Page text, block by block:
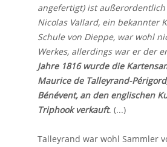
angefertigt) ist
Nicolas Vallard, ein bekannter
Schule von Dieppe, war wohl
Werkes, allerdings war er der
Jahre 1816 wurde die
Maurice de Talleyrand-
Bénévent, an den englischen
Triphook verkauft. (...)
Talleyrand war wohl Sammler